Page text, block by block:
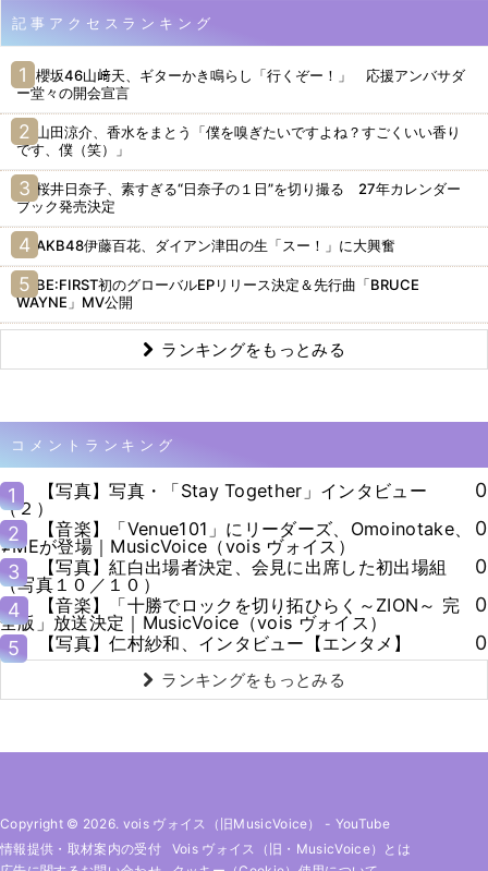
記事アクセスランキング
櫻坂46山﨑天、ギターかき鳴らし「行くぞー！」 応援アンバサダ
ー堂々の開会宣言
山田涼介、香水をまとう「僕を嗅ぎたいですよね？すごくいい香り
です、僕（笑）」
桜井日奈子、素すぎる“日奈子の１日”を切り撮る 27年カレンダー
ブック発売決定
AKB48伊藤百花、ダイアン津田の生「スー！」に大興奮
BE:FIRST初のグローバルEPリリース決定＆先行曲「BRUCE
WAYNE」MV公開
ランキングをもっとみる
コメントランキング
1
【写真】写真・「Stay Together」インタビュー
（２）
0
2
【音楽】「Venue101」にリーダーズ、Omoinotake、
≠MEが登場｜MusicVoice（vois ヴォイス）
0
3
【写真】紅白出場者決定、会見に出席した初出場組
（写真１０／１０）
0
4
【音楽】「十勝でロックを切り拓ひらく～ZION～ 完
全版」放送決定｜MusicVoice（vois ヴォイス）
0
5
【写真】仁村紗和、インタビュー【エンタメ】 0
ランキングをもっとみる
Copyright © 2026. vois ヴォイス（旧MusicVoice） - YouTube
情報提供・取材案内の受付
Vois ヴォイス（旧・MusicVoice）とは